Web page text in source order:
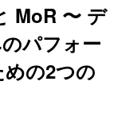
MoR 〜 デ
パフォー
の2つの